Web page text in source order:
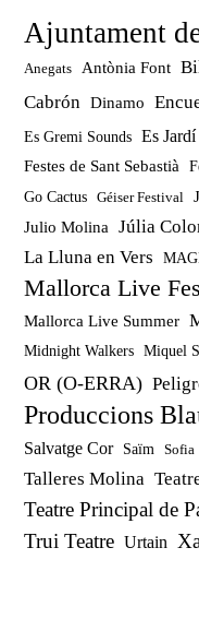
Ajuntament
Anegats Antònia Font
Cabrón Dinamo
Es Gremi Sounds Es Jardí
Festes de Sant Sebastià
Go Cactus Géiser Festival
Julio Molina
Júlia
La Lluna en Vers
Mallorca Live
Mallorca Live Summer
Midnight Walkers Miquel
OR (O-ERRA)
Produccions
Salvatge Cor Saïm Sofia
Talleres Molina
Teatre Principal de
Trui Teatre Urtain